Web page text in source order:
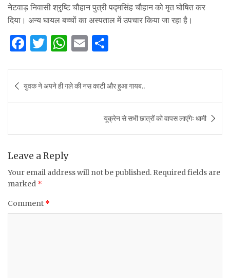
नेटवाड़ निवासी श्रृष्टि चौहान पुत्री पद्मसिंह चौहान को मृत घोषित कर
दिया। अन्य घायल बच्चों का अस्पताल में उपचार किया जा रहा है।
F
c
e
b
o
k
T
it
te
r
W
at
s
A
p
E
ai
l
ar
e
navigation
युवक ने अपने ही गले की नस काटी और हुआ गायब..
यूक्रेन से सभी छात्रों को वापस लाएंगेः धामी
Leave a Reply
Your email address will not be published. Required fields are
marked *
Comment *